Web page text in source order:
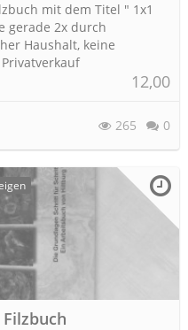
mit dem Titel " 1x1
gerade 2x durch
Haushalt, keine
12,00
265 0